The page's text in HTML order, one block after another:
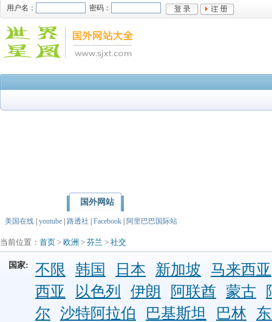
用户名： 密码：
国外网站
美国在线 youtube 路透社 Facebook 阿里巴巴国际站
当前位置： 首页 > 欧洲 > 芬兰 > 社交
国家: 不限 韩国 日本 新加坡
马来西亚
西亚
以色列 伊朗 阿联酋 蒙古
尔
沙特阿拉伯 巴基斯坦 巴林